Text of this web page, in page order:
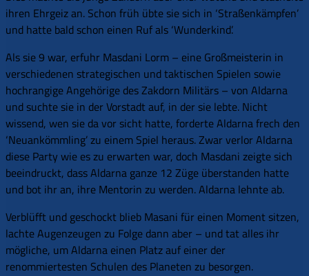
ihren Ehrgeiz an. Schon früh übte sie sich in ‘Straßenkämpfen’
und hatte bald schon einen Ruf als ‘Wunderkind’.
Als sie 9 war, erfuhr Masdani Lorm – eine Großmeisterin in
verschiedenen strategischen und taktischen Spielen sowie
hochrangige Angehörige des Zakdorn Militärs – von Aldarna
und suchte sie in der Vorstadt auf, in der sie lebte. Nicht
wissend, wen sie da vor sicht hatte, forderte Aldarna frech den
‘Neuankömmling’ zu einem Spiel heraus. Zwar verlor Aldarna
diese Party wie es zu erwarten war, doch Masdani zeigte sich
beeindruckt, dass Aldarna ganze 12 Züge überstanden hatte
und bot ihr an, ihre Mentorin zu werden. Aldarna lehnte ab.
Verblüfft und geschockt blieb Masani für einen Moment sitzen,
lachte Augenzeugen zu Folge dann aber – und tat alles ihr
mögliche, um Aldarna einen Platz auf einer der
renommiertesten Schulen des Planeten zu besorgen.